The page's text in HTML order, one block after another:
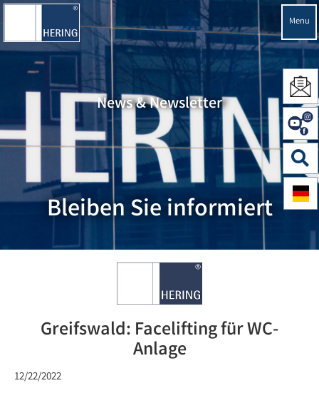
Menu
News & Newsletter
Bleiben Sie informiert
Greifswald: Facelifting für WC-
Anlage
12/22/2022